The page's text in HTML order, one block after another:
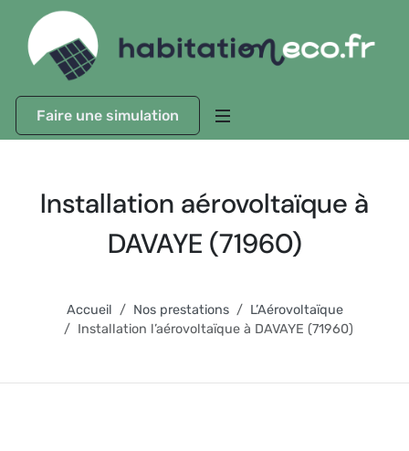
Faire une simulation
Installation aérovoltaïque à
DAVAYE (71960)
Accueil Nos prestations
L’Aérovoltaïque
Installation l’aérovoltaïque à DAVAYE (71960)